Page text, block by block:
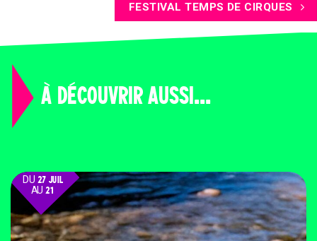
FESTIVAL TEMPS DE CIRQUES
À DÉCOUVRIR AUSSI...
DU 27 JUIL
AU21
AOÛT